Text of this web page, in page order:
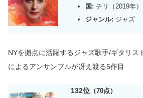
国: チリ（2019年）
ジャンル: ジャズ
NYを拠点に活躍するジャズ歌手/ギタリス
によるアンサンブルが冴え渡る5作目
132位 （70点）